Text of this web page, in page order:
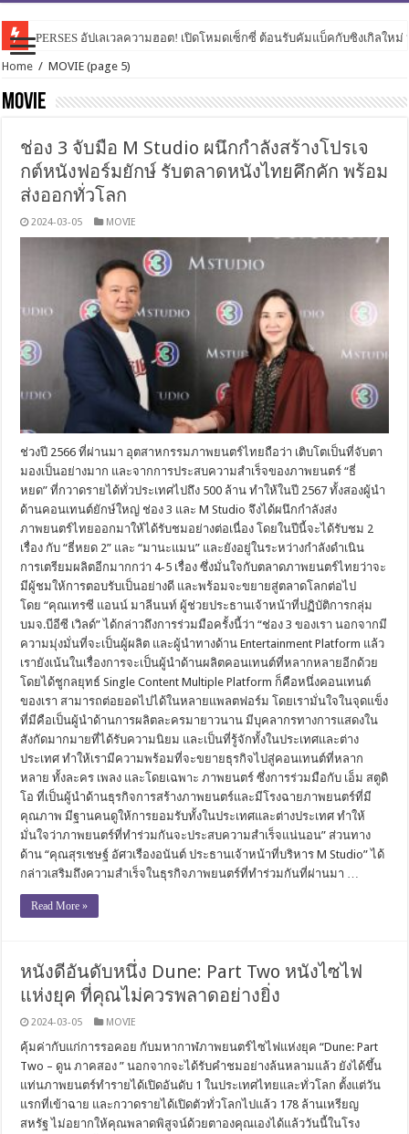
PERSES อัปเลเวลความฮอต! เปิดโหมดเซ็กซี่ ต้อนรับคัมแบ็คกับซิงเกิลใหม่
เริ่ดเกินต้าน! I.O.I ส่งคลิปคอนเฟิร์ม ‘ทำถึงมาก’ พร้อมระเบิดความสนุกใ
Home / MOVIE (page 5)
MOVIE
ช่อง 3 จับมือ M Studio ผนึกกำลังสร้างโปรเจ
กต์หนังฟอร์มยักษ์ รับตลาดหนังไทยคึกคัก พร้อม
ส่งออกทั่วโลก
2024-03-05 MOVIE
ช่วงปี 2566 ที่ผ่านมา อุตสาหกรรมภาพยนตร์ไทยถือว่า เติบโตเป็นที่จับตา
มองเป็นอย่างมาก และจากการประสบความสำเร็จของภาพยนตร์ “ธี่
หยด” ที่กวาดรายได้ทั่วประเทศไปถึง 500 ล้าน ทำให้ในปี 2567 ทั้งสองผู้นำ
ด้านคอนเทนต์ยักษ์ใหญ่ ช่อง 3 และ M Studio จึงได้ผนึกกำลังส่ง
ภาพยนตร์ไทยออกมาให้ได้รับชมอย่างต่อเนื่อง โดยในปีนี้จะได้รับชม 2
เรื่อง กับ “ธี่หยด 2” และ “มานะแมน” และยังอยู่ในระหว่างกำลังดำเนิน
การเตรียมผลิตอีกมากกว่า 4-5 เรื่อง ซึ่งมั่นใจกับตลาดภาพยนตร์ไทยว่าจะ
มีผู้ชมให้การตอบรับเป็นอย่างดี และพร้อมจะขยายสู่ตลาดโลกต่อไป
โดย “คุณเทรซี แอนน์ มาลีนนท์ ผู้ช่วยประธานเจ้าหน้าที่ปฏิบัติการกลุ่ม
บมจ.บีอีซี เวิลด์” ได้กล่าวถึงการร่วมมือครั้งนี้ว่า “ช่อง 3 ของเรา นอกจากมี
ความมุ่งมั่นที่จะเป็นผู้ผลิต และผู้นำทางด้าน Entertainment Platform แล้ว
เรายังเน้นในเรื่องการจะเป็นผู้นำด้านผลิตคอนเทนต์ที่หลากหลายอีกด้วย
โดยได้ชูกลยุทธ์ Single Content Multiple Platform ก็คือหนึ่งคอนเทนต์
ของเรา สามารถต่อยอดไปได้ในหลายแพลตฟอร์ม โดยเรามั่นใจในจุดแข็ง
ที่มีคือเป็นผู้นำด้านการผลิตละครมายาวนาน มีบุคลากรทางการแสดงใน
สังกัดมากมายที่ได้รับความนิยม และเป็นที่รู้จักทั้งในประเทศและต่าง
ประเทศ ทำให้เรามีความพร้อมที่จะขยายธุรกิจไปสู่คอนเทนต์ที่หลาก
หลาย ทั้งละคร เพลง และโดยเฉพาะ ภาพยนตร์ ซึ่งการร่วมมือกับ เอ็ม สตูดิ
โอ ที่เป็นผู้นำด้านธุรกิจการสร้างภาพยนตร์และมีโรงฉายภาพยนตร์ที่มี
คุณภาพ มีฐานคนดูให้การยอมรับทั้งในประเทศและต่างประเทศ ทำให้
มั่นใจว่าภาพยนตร์ที่ทำร่วมกันจะประสบความสำเร็จแน่นอน” ส่วนทาง
ด้าน “คุณสุรเชษฐ์ อัศวเรืองอนันต์ ประธานเจ้าหน้าที่บริหาร M Studio” ได้
กล่าวเสริมถึงความสำเร็จในธุรกิจภาพยนตร์ที่ทำร่วมกันที่ผ่านมา …
Read More »
หนังดีอันดับหนึ่ง Dune: Part Two หนังไซไฟ
แห่งยุค ที่คุณไม่ควรพลาดอย่างยิ่ง
2024-03-05 MOVIE
คุ้มค่ากับแก่การรอคอย กับมหากาฬภาพยนตร์ไซไฟแห่งยุค “Dune: Part
Two – ดูน ภาคสอง ” นอกจากจะได้รับคำชมอย่างล้นหลามแล้ว ยังได้ขึ้น
แท่นภาพยนตร์ทำรายได้เปิดอันดับ 1 ในประเทศไทยและทั่วโลก ตั้งแต่วัน
แรกที่เข้าฉาย และกวาดรายได้เปิดตัวทั่วโลกไปแล้ว 178 ล้านเหรียญ
สหรัฐ ไม่อยากให้คุณพลาดพิสูจน์ด้วยตาองคุณเองได้แล้ววันนี้ในโรง